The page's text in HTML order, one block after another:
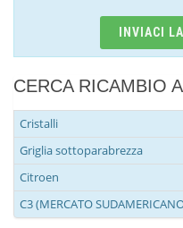
INVIACI
CERCA RICAMBIO
Cristalli
Griglia sottoparabrezza
Citroen
C3 (MERCATO